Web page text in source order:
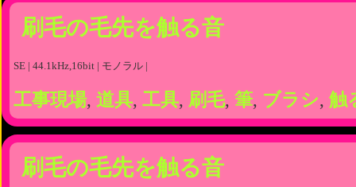
刷毛の毛先を触る音
SE | 44.1kHz,16bit | モノラル |
工事現場, 道具, 工具, 刷毛, 筆, ブラシ, 触
刷毛の毛先を触る音